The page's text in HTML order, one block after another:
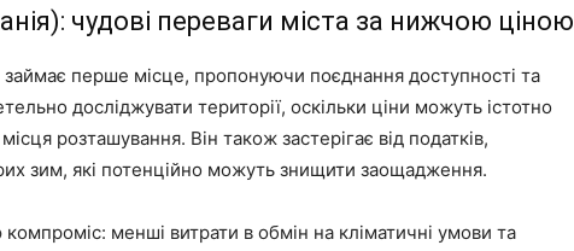
чудові переваги міста за нижчою ціною
займає перше місце, пропонуючи поєднання доступності та
досліджувати території, оскільки ціни можуть істотно
розташування. Він також застерігає від податків,
зим, які потенційно можуть знищити заощадження.
менші витрати в обмін на кліматичні умови та